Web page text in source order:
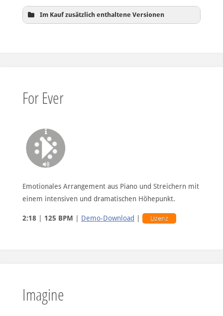
Im Kauf zusätzlich enthaltene Versionen
For Ever
Emotionales Arrangement aus Piano und Streichern mit
einem intensiven und dramatischen Höhepunkt.
2:18| 125 BPM Demo-Download Lizenz
Imagine